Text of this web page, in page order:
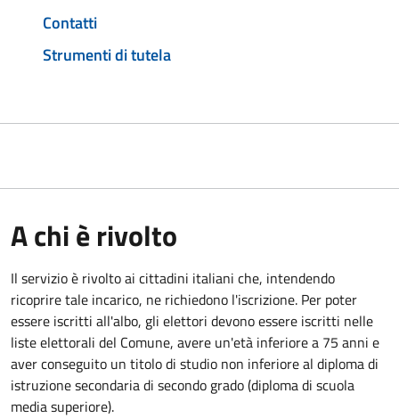
Contatti
Strumenti di tutela
A chi è rivolto
Il servizio è rivolto ai cittadini italiani che, intendendo
ricoprire tale incarico, ne richiedono l'iscrizione. Per poter
essere iscritti all'albo, gli elettori devono essere iscritti nelle
liste elettorali del Comune, avere un'età inferiore a 75 anni e
aver conseguito un titolo di studio non inferiore al diploma di
istruzione secondaria di secondo grado (diploma di scuola
media superiore).